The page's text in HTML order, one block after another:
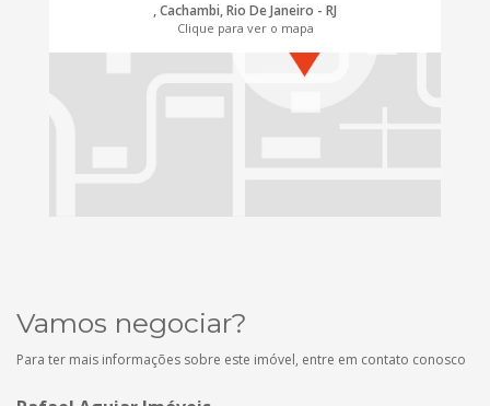
, Cachambi, Rio De Janeiro - RJ
Clique para ver o mapa
Vamos negociar?
Para ter mais informações sobre este imóvel, entre em contato conosco